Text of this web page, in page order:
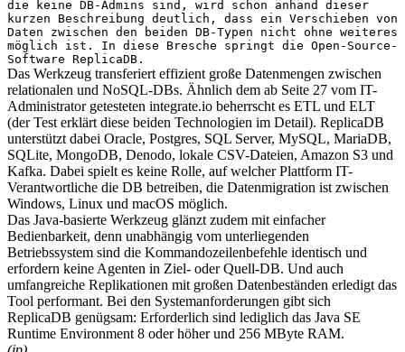
die keine DB-Admins sind, wird schon anhand dieser
kurzen Beschreibung deutlich, dass ein Verschieben von
Daten zwischen den beiden DB-Typen nicht ohne weiteres
möglich ist. In diese Bresche springt die Open-Source-
Software ReplicaDB.
Das Werkzeug transferiert effizient große Datenmengen zwischen
relationalen und NoSQL-DBs. Ähnlich dem ab Seite 27 vom IT-
Administrator getesteten integrate.io beherrscht es ETL und ELT
(der Test erklärt diese beiden Technologien im Detail). ReplicaDB
unterstützt dabei Oracle, Postgres, SQL Server, MySQL, MariaDB,
SQLite, MongoDB, Denodo, lokale CSV-Dateien, Amazon S3 und
Kafka. Dabei spielt es keine Rolle, auf welcher Plattform IT-
Verantwortliche die DB betreiben, die Datenmigration ist zwischen
Windows, Linux und macOS möglich.
Das Java-basierte Werkzeug glänzt zudem mit einfacher
Bedienbarkeit, denn unabhängig vom unterliegenden
Betriebssystem sind die Kommandozeilenbefehle identisch und
erfordern keine Agenten in Ziel- oder Quell-DB. Und auch
umfangreiche Replikationen mit großen Datenbeständen erledigt das
Tool performant. Bei den Systemanforderungen gibt sich
ReplicaDB genügsam: Erforderlich sind lediglich das Java SE
Runtime Environment 8 oder höher und 256 MByte RAM.